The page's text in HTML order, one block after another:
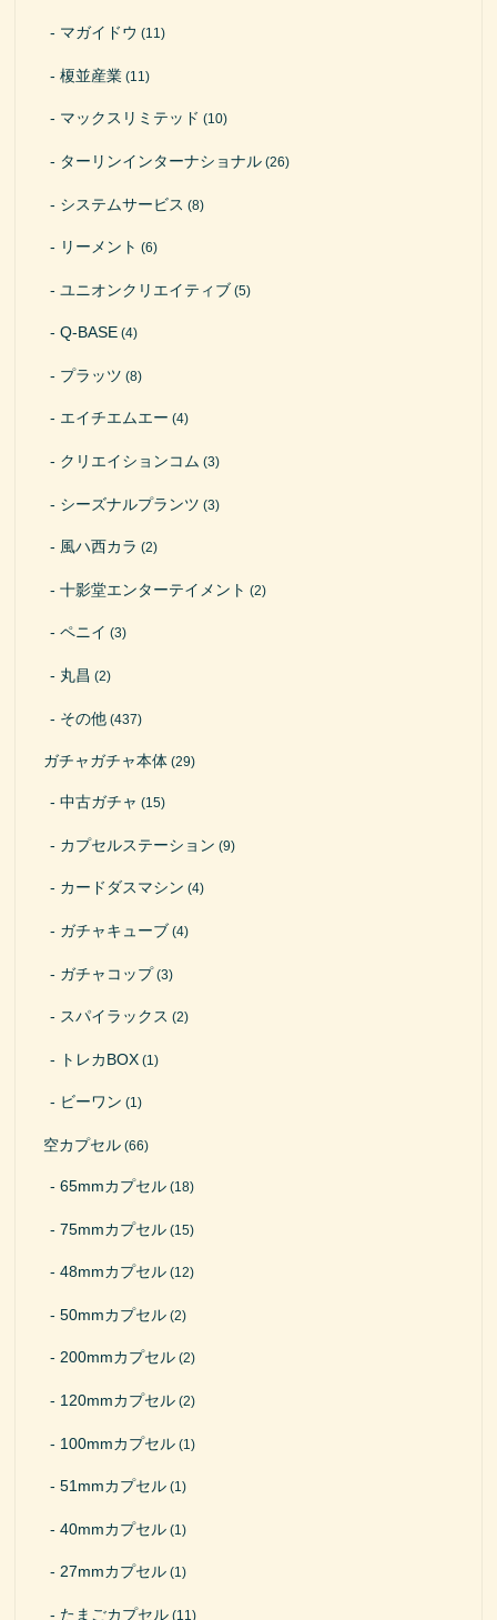
マガイドウ (11)
榎並産業 (11)
マックスリミテッド (10)
ターリンインターナショナル (26)
システムサービス (8)
リーメント (6)
ユニオンクリエイティブ (5)
Q-BASE (4)
プラッツ (8)
エイチエムエー (4)
クリエイションコム (3)
シーズナルプランツ (3)
風ハ西カラ (2)
十影堂エンターテイメント (2)
ペニイ (3)
丸昌 (2)
その他 (437)
ガチャガチャ本体 (29)
中古ガチャ (15)
カプセルステーション (9)
カードダスマシン (4)
ガチャキューブ (4)
ガチャコップ(3)
スパイラックス (2)
トレカBOX (1)
ビーワン (1)
空カプセル (66)
65mmカプセル (18)
75mmカプセル (15)
48mmカプセル (12)
50mmカプセル (2)
200mmカプセル (2)
120mmカプセル (2)
100mmカプセル (1)
51mmカプセル (1)
40mmカプセル (1)
27mmカプセル (1)
たまごカプセル (11)